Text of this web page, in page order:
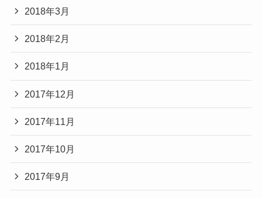
2018年3月
2018年2月
2018年1月
2017年12月
2017年11月
2017年10月
2017年9月